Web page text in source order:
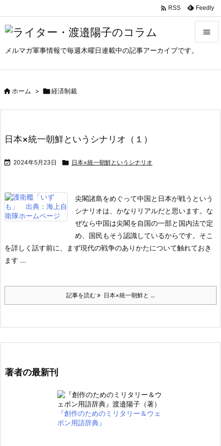
メルマガ軍事情報で毎週木曜日連載中の記事アーカイブです。

 RSS Feedly
ホーム > 経済制裁
日本×統一朝鮮というシナリオ（１）
 2024年5月23日  日本×統一朝鮮というシナリオ
尖閣諸島をめぐって中国と日本が戦うという
シナリオは、かなりリアルだと思います。な
ぜなら中国は尖閣を自国の一部と国内法で定
め、国民もそう認識しているからです。 そこ
を詳しく話す前に、まず現代の戦争のありかたについて触れておき
ます ...
記事を読む 日本×統一朝鮮と ...
著者の最新刊
『創作のためのミリタリー＆ウェ
ポン用語辞典』